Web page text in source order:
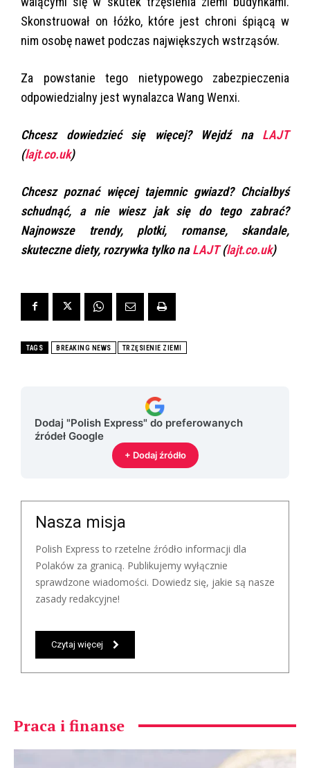
Skonstruował on łóżko, które jest chroni śpiącą w
nim osobę nawet podczas największych wstrząsów.
Za powstanie tego nietypowego zabezpieczenia
odpowiedzialny jest wynalazca Wang Wenxi.
Chcesz dowiedzieć się więcej? Wejdź na LAJT
(lajt.co.uk)
Chcesz poznać więcej tajemnic gwiazd? Chciałbyś
schudnąć, a nie wiesz jak się do tego zabrać?
Najnowsze trendy, plotki, romanse, skandale,
skuteczne diety, rozrywka tylko naLAJT(lajt.co.uk)
TAGS BREAKING NEWS TRZĘSIENIE ZIEMI
Dodaj "Polish Express" do preferowanych
źródeł Google
+ Dodaj źródło
Nasza misja
Polish Express to rzetelne źródło informacji dla
Polaków za granicą. Publikujemy wyłącznie
sprawdzone wiadomości. Dowiedz się, jakie są nasze
zasady redakcyjne!
Czytaj więcej
Praca i finanse